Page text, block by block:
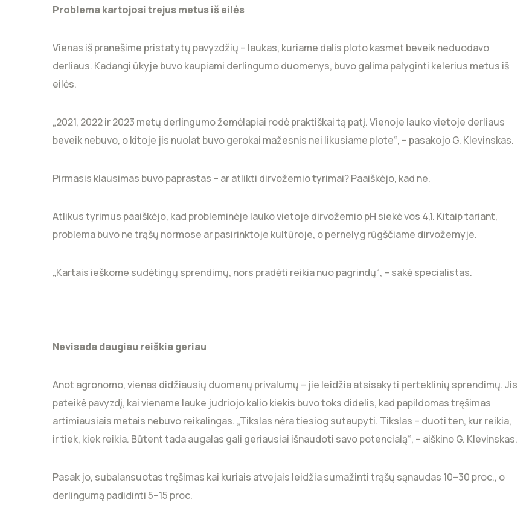
Problema kartojosi trejus metus iš eilės
Vienas iš pranešime pristatytų pavyzdžių – laukas, kuriame dalis ploto kasmet beveik neduodavo
derliaus. Kadangi ūkyje buvo kaupiami derlingumo duomenys, buvo galima palyginti kelerius metus iš
eilės.
„2021, 2022 ir 2023 metų derlingumo žemėlapiai rodė praktiškai tą patį. Vienoje lauko vietoje derliaus
beveik nebuvo, o kitoje jis nuolat buvo gerokai mažesnis nei likusiame plote“, – pasakojo G. Klevinskas.
Pirmasis klausimas buvo paprastas – ar atlikti dirvožemio tyrimai? Paaiškėjo, kad ne.
Atlikus tyrimus paaiškėjo, kad probleminėje lauko vietoje dirvožemio pH siekė vos 4,1. Kitaip tariant,
problema buvo ne trąšų normose ar pasirinktoje kultūroje, o pernelyg rūgščiame dirvožemyje.
„Kartais ieškome sudėtingų sprendimų, nors pradėti reikia nuo pagrindų“, – sakė specialistas.
Nevisada daugiau reiškia geriau
Anot agronomo, vienas didžiausių duomenų privalumų – jie leidžia atsisakyti perteklinių sprendimų. Jis
pateikė pavyzdį, kai viename lauke judriojo kalio kiekis buvo toks didelis, kad papildomas tręšimas
artimiausiais metais nebuvo reikalingas. „Tikslas nėra tiesiog sutaupyti. Tikslas – duoti ten, kur reikia,
ir tiek, kiek reikia. Būtent tada augalas gali geriausiai išnaudoti savo potencialą“, – aiškino G. Klevinskas.
Pasak jo, subalansuotas tręšimas kai kuriais atvejais leidžia sumažinti trąšų sąnaudas 10–30 proc., o
derlingumą padidinti 5–15 proc.